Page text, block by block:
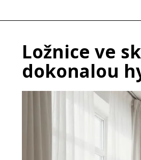
Ložnice ve
dokonalou